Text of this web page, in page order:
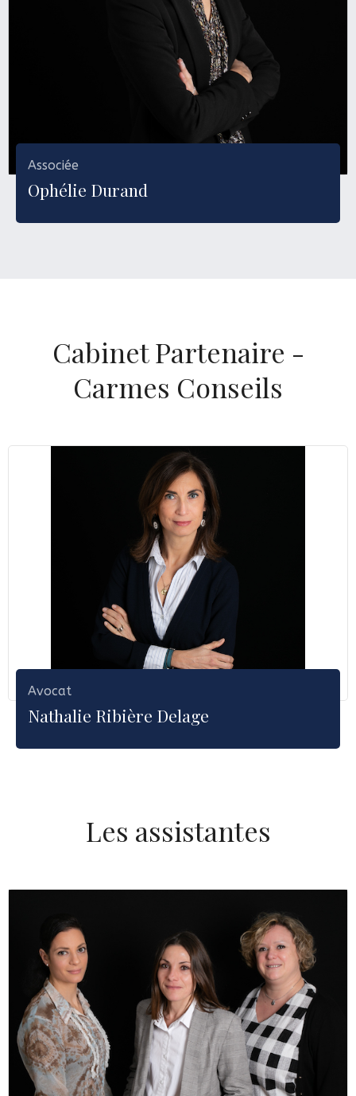
Associée
Ophélie Durand
Cabinet Partenaire -
Carmes Conseils
Avocat
Nathalie Ribière Delage
Les assistantes